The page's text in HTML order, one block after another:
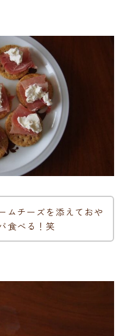
ムチーズを添えておや
食べる！笑